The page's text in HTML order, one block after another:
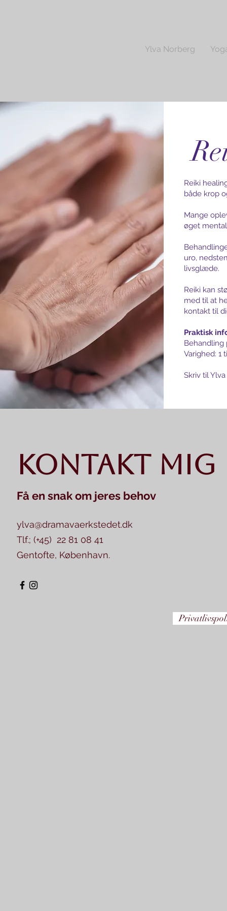
Ylva Norberg
Reiki
både krop
Mange
øget
uro,
livsglæde.
Reiki kan
med til at
kontakt til
Praktisk
Behandling
Varighed: 1
Skriv til
Kontakt mig
Få en snak om jeres behov
ylva@dramavaerkstedet.dk
Tlf.; (+45) 22 81 08 41
Gentofte, København.